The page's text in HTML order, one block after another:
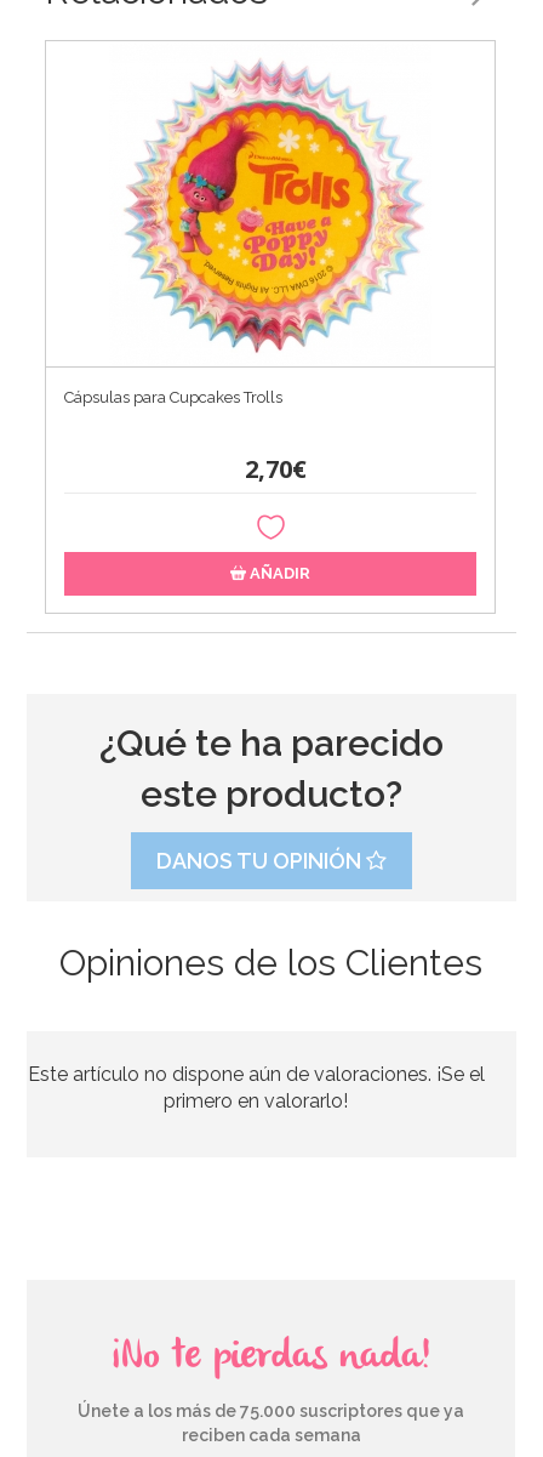
Cápsulas para Cupcakes Trolls
2,70€
AÑADIR
3,90€
¿Qué te ha parecido
este producto?
DANOS TU OPINIÓN
Opiniones de los Clientes
Este artículo no dispone aún de valoraciones. ¡Se el
primero en valorarlo!
¡No te pierdas nada!
Únete a los más de 75.000 suscriptores que ya
reciben cada semana